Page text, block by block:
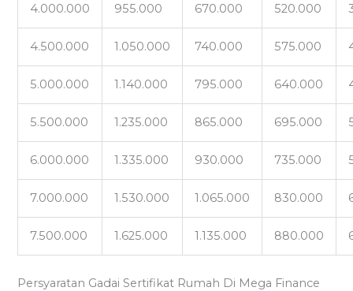
4.000.000 955.000 670.000 520.000
4.500.000 1.050.000 740.000 575.000
5.000.000 1.140.000 795.000 640.000
5.500.000 1.235.000 865.000 695.000
6.000.000 1.335.000 930.000 735.000
7.000.000 1.530.000 1.065.000 830.000
7.500.000 1.625.000 1.135.000 880.000
Persyaratan Gadai Sertifikat Rumah Di Mega Finance